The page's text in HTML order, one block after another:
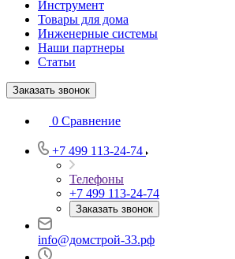
Инструмент
Товары для дома
Инженерные системы
Наши партнеры
Статьи
Заказать звонок
0 Сравнение
+7 499 113-24-74
Телефоны
+7 499 113-24-74
Заказать звонок
info@домстрой-33.рф